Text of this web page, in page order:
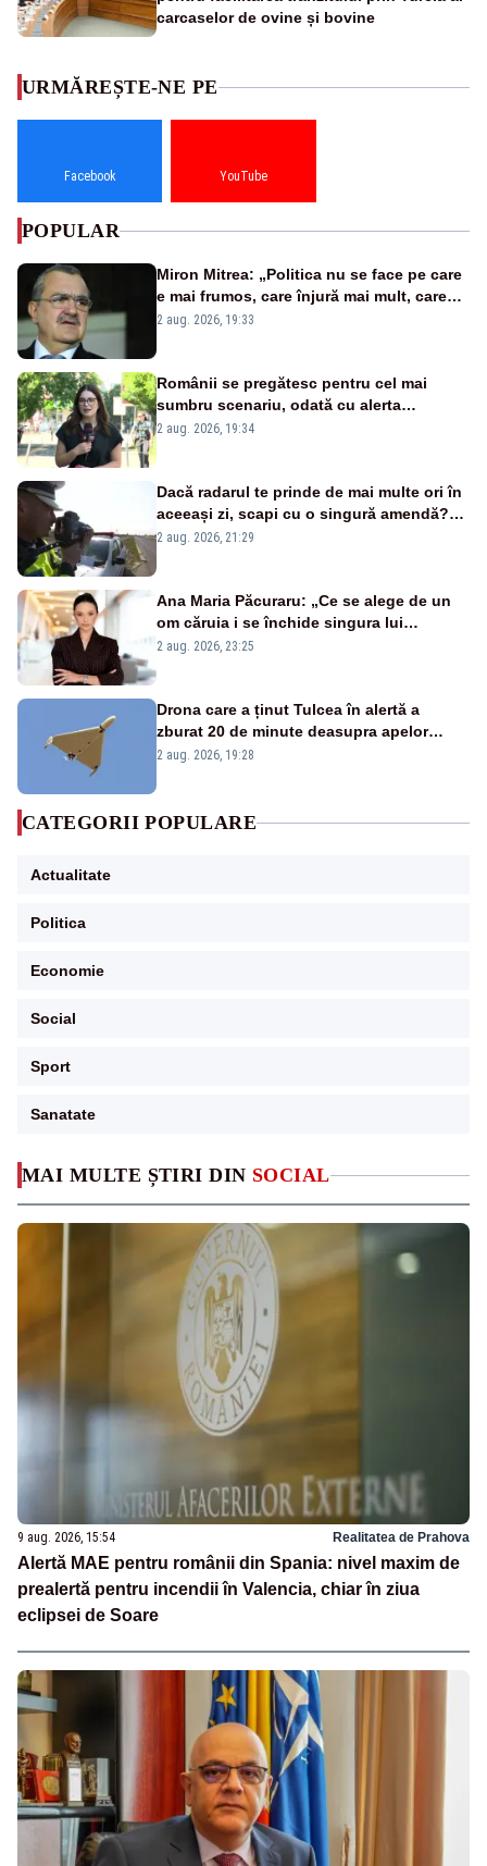
carcaselor de ovine și bovine
MAI MULTE ȘTIRI DIN SOCIAL
9 aug. 2026, 15:54 Realitatea de Prahova
Alertă MAE pentru românii din Spania: nivel maxim de
prealertă pentru incendii în Valencia, chiar în ziua
eclipsei de Soare
URMĂREȘTE-NE PE
Facebook YouTube
POPULAR
Miron Mitrea: „Politica nu se face pe care
e mai frumos, care înjură mai mult, care
țipă mai tare, ci pe proiecte”
2 aug. 2026, 19:33
Românii se pregătesc pentru cel mai
sumbru scenariu, odată cu alerta
energetică
2 aug. 2026, 19:34
Dacă radarul te prinde de mai multe ori în
aceeași zi, scapi cu o singură amendă?
Ce spune legea
2 aug. 2026, 21:29
Ana Maria Păcuraru: „Ce se alege de un
om căruia i se închide singura lui
portiță?”
2 aug. 2026, 23:25
Drona care a ținut Tulcea în alertă a
zburat 20 de minute deasupra apelor
României. Au fost ridicate două F-16
2 aug. 2026, 19:28
CATEGORII POPULARE
Actualitate
Politica
Economie
Social
Sport
Sanatate